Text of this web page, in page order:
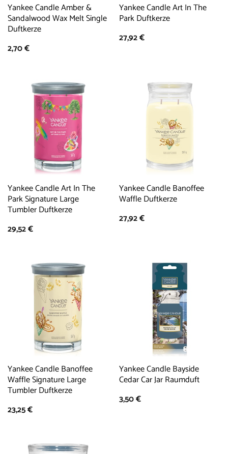
Yankee Candle Amber &
Sandalwood Wax Melt Single
Duftkerze
2,70€
Yankee Candle Art In The
Park Duftkerze
27,92€
Yankee Candle Art In The
Park Signature Large
Tumbler Duftkerze
29,52€
Yankee Candle Banoffee
Waffle Duftkerze
27,92€
Yankee Candle Banoffee
Waffle Signature Large
Tumbler Duftkerze
23,25€
Yankee Candle Bayside
Cedar Car Jar Raumduft
3,50€